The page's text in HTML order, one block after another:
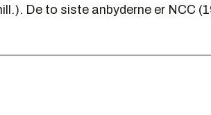
De to siste anbyderne er NCC